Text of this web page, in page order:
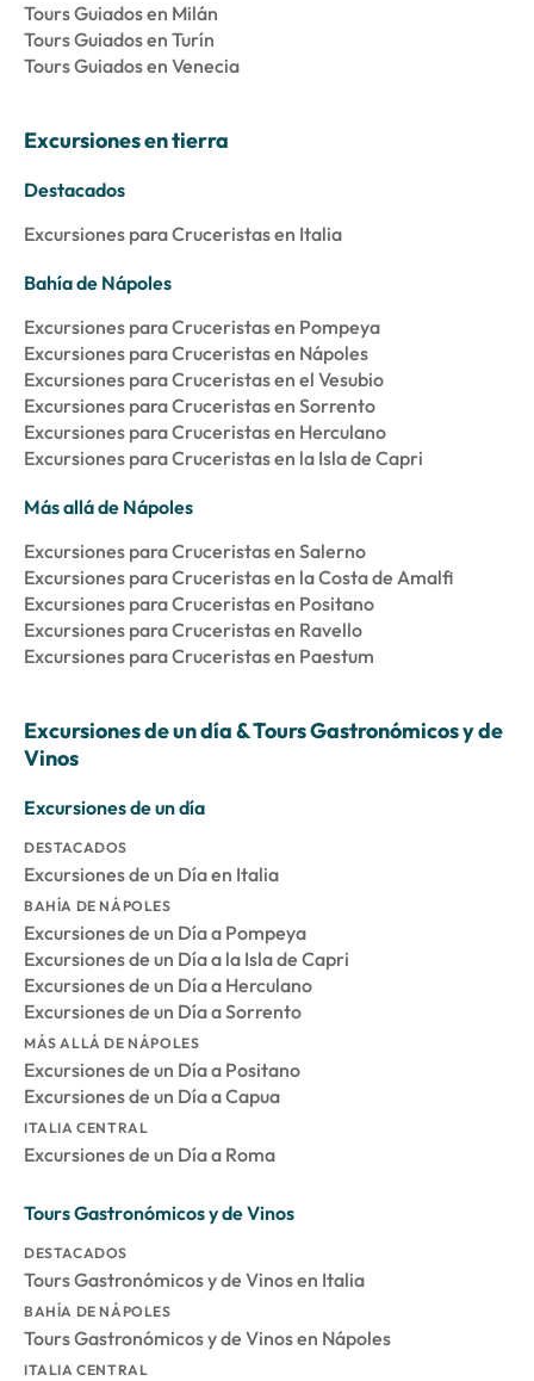
Tours Guiados en Milán
Tours Guiados en Turín
Tours Guiados en Venecia
Excursiones en tierra
Destacados
Excursiones para Cruceristas en Italia
Bahía de Nápoles
Excursiones para Cruceristas en Pompeya
Excursiones para Cruceristas en Nápoles
Excursiones para Cruceristas en el Vesubio
Excursiones para Cruceristas en Sorrento
Excursiones para Cruceristas en Herculano
Excursiones para Cruceristas en la Isla de Capri
Más allá de Nápoles
Excursiones para Cruceristas en Salerno
Excursiones para Cruceristas en la Costa de Amalfi
Excursiones para Cruceristas en Positano
Excursiones para Cruceristas en Ravello
Excursiones para Cruceristas en Paestum
Excursiones de un día & Tours Gastronómicos y de
Vinos
Excursiones de un día
DESTACADOS
Excursiones de un Día en Italia
BAHÍA DE NÁPOLES
Excursiones de un Día a Pompeya
Excursiones de un Día a la Isla de Capri
Excursiones de un Día a Herculano
Excursiones de un Día a Sorrento
MÁS ALLÁ DE NÁPOLES
Excursiones de un Día a Positano
Excursiones de un Día a Capua
ITALIA CENTRAL
Excursiones de un Día a Roma
Tours Gastronómicos y de Vinos
DESTACADOS
Tours Gastronómicos y de Vinos en Italia
BAHÍA DE NÁPOLES
Tours Gastronómicos y de Vinos en Nápoles
ITALIA CENTRAL